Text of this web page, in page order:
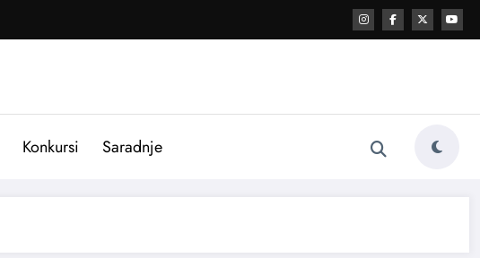
Konkursi Saradnje